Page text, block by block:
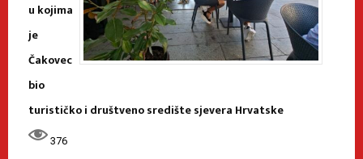
u kojima
je
Čakovec
bio
turističko i društveno središte sjevera Hrvatske
376